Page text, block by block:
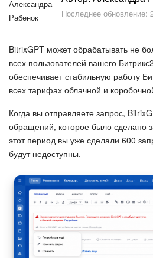
Безопасность в
С чего начать
AI в Битрикс24
Вайбкод
Лента Новостей
Задачи
Проекты AI
Мессенджер
Последнее обновление:
BitrixGPT может обрабатывать не
всех пользователей вашего
обеспечивает стабильную работу
всех тарифах облачной и
Когда вы отправляете запрос,
обращений, которое было сделано
этот период вы уже сделали 600
будут недоступны.